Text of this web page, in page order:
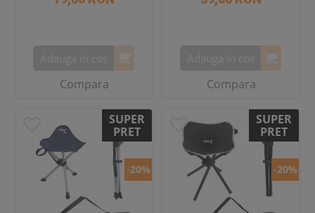
Compara Compara
SUPER
PRET
-20%
SUPER
PRET
-20%